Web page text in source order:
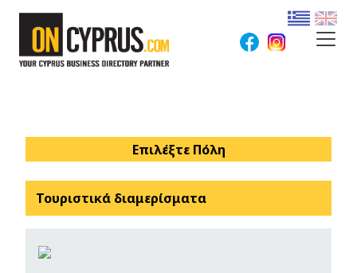
Επιλέξτε Πόλη
Τουριστικά διαμερίσματα